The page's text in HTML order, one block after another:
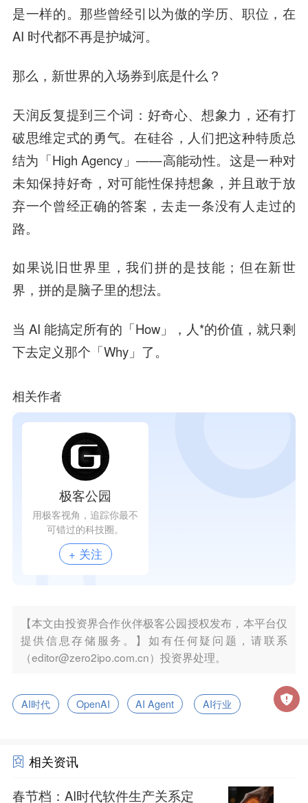
是一样的。那些曾经引以为傲的学历、职位，在
AI 时代都不再是护城河。
那么，新世界的入场券到底是什么？
天润反复提到三个词：好奇心、想象力，还有打
破思维定式的勇气。在硅谷，人们把这种特质总
结为「High Agency」——高能动性。这是一种对
未知保持好奇，对可能性保持想象，并且敢于放
弃一个曾经正确的答案，去走一条没有人走过的
路。
如果说旧世界里，我们拼的是技能；但在新世
界，拼的是脑子里的想法。
当 AI 能搞定所有的「How」，人*的价值，就只剩
下去定义那个「Why」了。
相关作者
极客公园
用极客视角，追踪你最不
可错过的科技圈。
+ 关注
【本文由投资界合作伙伴极客公园授权发布，本平台仅
提供信息存储服务。】如有任何疑问题，请联系
（editor@zero2ipo.com.cn）投资界处理。
AI时代 OpenAI AI Agent AI行业
相关资讯
春节档：AI时代软件生产关系定